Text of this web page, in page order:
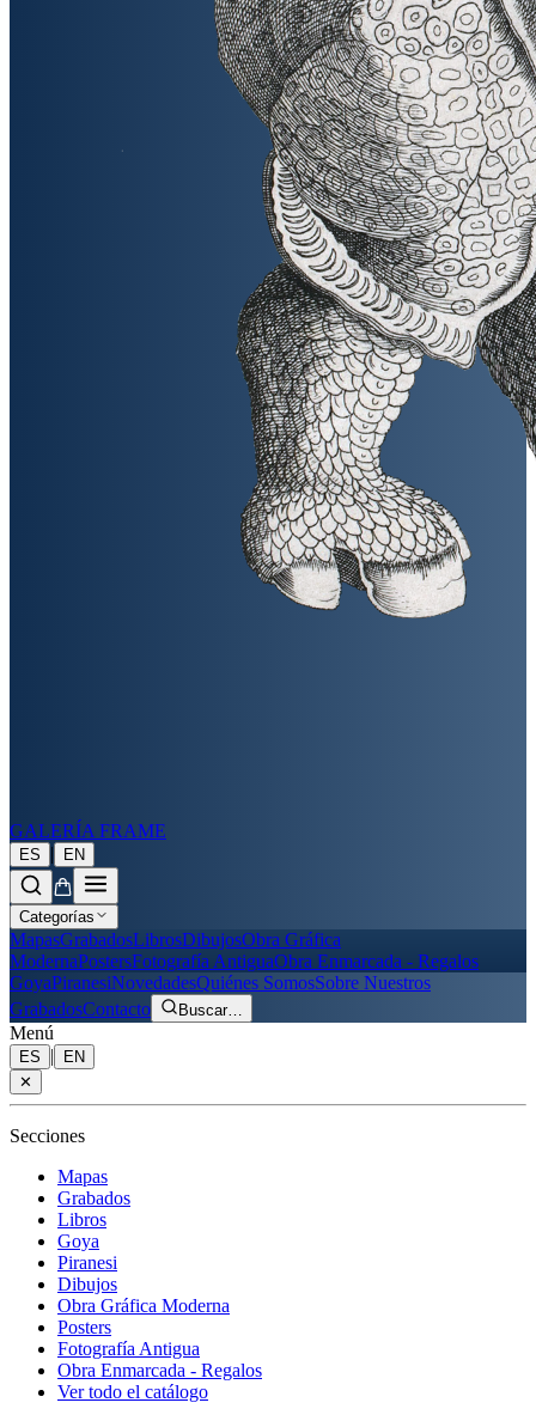
GALERÍA FRAME
ES | EN
Categorías
MapasGrabadosLibrosDibujosObra Gráfica
ModernaPostersFotografía AntiguaObra Enmarcada - Regalos
GoyaPiranesiNovedadesQuiénes SomosSobre Nuestros
GrabadosContacto Buscar…
Menú
ES |
EN
✕
Secciones
Mapas
Grabados
Libros
Goya
Piranesi
Dibujos
Obra Gráfica Moderna
Posters
Fotografía Antigua
Obra Enmarcada - Regalos
Ver todo el catálogo